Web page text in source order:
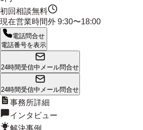
初回相談無料
現在営業時間外 9:30〜18:00
電話問合せ
電話番号を表示
24時間受信中 メール問合せ
24時間受信中 メール問合せ
事務所詳細
インタビュー
解決事例